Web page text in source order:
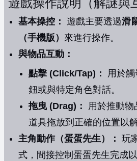
基本操控： 遊戲主要透過滑
（手機版） 來進行操作。
與物品互動：
點擊 (Click/Tap)：
用於
鈕或與特定角色對話。
拖曳 (Drag)：
用於推動
道具拖放到正確的位置以
主角動作（蛋蛋先生）： 玩
式，間接控制蛋蛋先生完成以